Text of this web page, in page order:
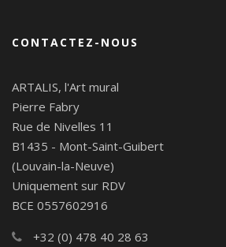
CONTACTEZ-NOUS
ARTALIS, l'Art mural
Pierre Fabry
Rue de Nivelles 11
B1435 - Mont-Saint-Guibert
(Louvain-la-Neuve)
Uniquement sur RDV
BCE 0557602916
+32 (0) 478 40 28 63